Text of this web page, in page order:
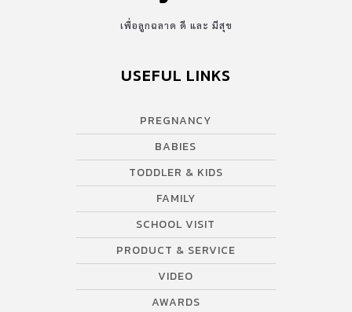
เพื่อลูกฉลาด ดี และ มีสุข
USEFUL LINKS
PREGNANCY
BABIES
TODDLER & KIDS
FAMILY
SCHOOL VISIT
PRODUCT & SERVICE
VIDEO
AWARDS